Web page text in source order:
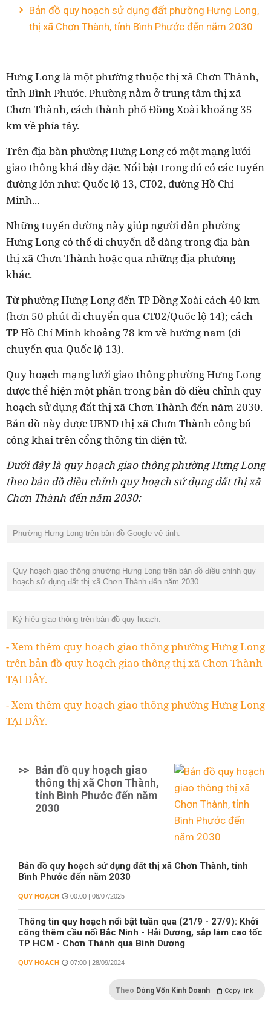
Bản đồ quy hoạch sử dụng đất phường Hưng Long,
thị xã Chơn Thành, tỉnh Bình Phước đến năm 2030
Hưng Long là một phường thuộc thị xã Chơn Thành,
tỉnh Bình Phước. Phường nằm ở trung tâm thị xã
Chơn Thành, cách thành phố Đồng Xoài khoảng 35
km về phía tây.
Trên địa bàn phường Hưng Long có một mạng lưới
giao thông khá dày đặc. Nổi bật trong đó có các tuyến
đường lớn như: Quốc lộ 13, CT02, đường Hồ Chí
Minh...
Những tuyến đường này giúp người dân phường
Hưng Long có thể di chuyển dễ dàng trong địa bàn
thị xã Chơn Thành hoặc qua những địa phương
khác.
Từ phường Hưng Long đến TP Đồng Xoài cách 40 km
(hơn 50 phút di chuyển qua CT02/Quốc lộ 14); cách
TP Hồ Chí Minh khoảng 78 km về hướng nam (di
chuyển qua Quốc lộ 13).
Quy hoạch mạng lưới giao thông phường Hưng Long
được thể hiện một phần trong bản đồ điều chỉnh quy
hoạch sử dụng đất thị xã Chơn Thành đến năm 2030.
Bản đồ này được UBND thị xã Chơn Thành công bố
công khai trên cổng thông tin điện tử.
Dưới đây là quy hoạch giao thông phường Hưng Long
theo bản đồ điều chỉnh quy hoạch sử dụng đất thị xã
Chơn Thành đến năm 2030:
Phường Hưng Long trên bản đồ Google vệ tinh.
Quy hoạch giao thông phường Hưng Long trên bản đồ điều chỉnh quy
hoạch sử dụng đất thị xã Chơn Thành đến năm 2030.
Ký hiệu giao thông trên bản đồ quy hoạch.
- Xem thêm quy hoạch giao thông phường Hưng Long
trên bản đồ quy hoạch giao thông thị xã Chơn Thành
TẠI ĐÂY.
- Xem thêm quy hoạch giao thông phường Hưng Long
TẠI ĐÂY.
>> Bản đồ quy hoạch giao
thông thị xã Chơn Thành,
tỉnh Bình Phước đến năm
2030
Bản đồ quy hoạch sử dụng đất thị xã Chơn Thành, tỉnh
Bình Phước đến năm 2030
QUY HOẠCH 00:00 | 06/07/2025
Thông tin quy hoạch nổi bật tuần qua (21/9 - 27/9): Khởi
công thêm cầu nối Bắc Ninh - Hải Dương, sắp làm cao tốc
TP HCM - Chơn Thành qua Bình Dương
QUY HOẠCH 07:00 | 28/09/2024
Theo Dòng Vốn Kinh Doanh Copy link